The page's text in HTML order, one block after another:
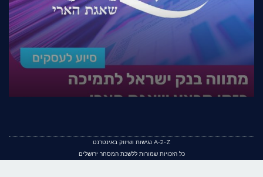
A-2-Z נגישות ושיווק באינטרנט
כל הזכויות שמורות ללשכת המסחר ירושלים